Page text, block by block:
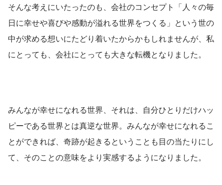
そんな考えにいたったのも、会社のコンセプト「人々の毎
日に幸せや喜びや感動が溢れる世界をつくる」という世の
中が求める想いにたどり着いたからかもしれませんが、私
にとっても、会社にとっても大きな転機となりました。
みんなが幸せになれる世界、それは、自分ひとりだけハッ
ピーである世界とは真逆な世界。みんなが幸せになれるこ
とができれば、奇跡が起きるということも目の当たりにし
て、そのことの意味をより実感するようになりました。